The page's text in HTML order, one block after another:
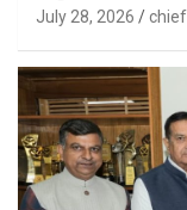
July 28, 2026